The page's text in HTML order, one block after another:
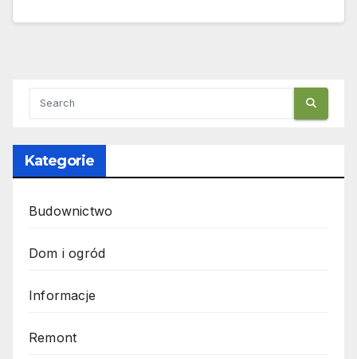
Kategorie
Budownictwo
Dom i ogród
Informacje
Remont